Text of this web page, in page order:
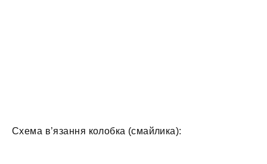
Схема в’язання колобка (смайлика):